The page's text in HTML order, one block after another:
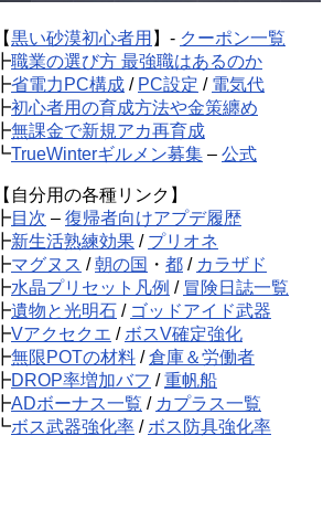
【黒い砂漠初心者用 】- クーポン一覧
┣職業の選び方 最強職はあるのか
┣省電力PC構成 / PC設定 / 電気代
┣初心者用の育成方法や金策纏め
┣無課金で新規アカ再育成
┗TrueWinterギルメン募集 – 公式
【自分用の各種リンク】
┣目次 – 復帰者向けアプデ履歴
┣新生活熟練効果 / プリオネ
┣マグヌス /朝の国 ・ 都 / カラザド
┣水晶プリセット凡例 / 冒険日誌一覧
┣遺物と光明石 / ゴッドアイド武器
┣Vアクセクエ / ボスV確定強化
┣無限POTの材料 /倉庫＆労働者
┣DROP率増加バフ /重帆船
┣ADボーナス一覧 / カプラス一覧
┗ボス武器強化率 / ボス防具強化率